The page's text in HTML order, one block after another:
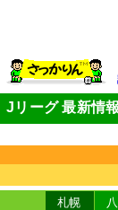
Jリーグ 最新情報
札幌